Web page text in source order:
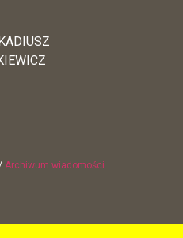
Archiwum wiadomości